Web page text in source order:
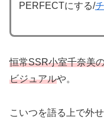
PERFECTにする/
恒常SSR小室千奈美
ビジュアルや。
こいつを語る上で外